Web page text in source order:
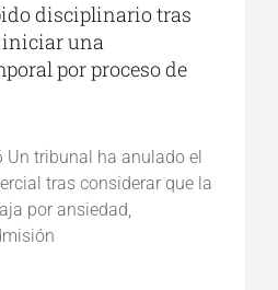
disciplinario tras
iniciar una
por proceso de
Un tribunal ha anulado el
tras considerar que la
por ansiedad,